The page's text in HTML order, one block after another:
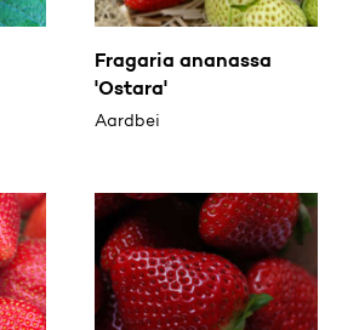
Fragaria ananassa
'Ostara'
Aardbei